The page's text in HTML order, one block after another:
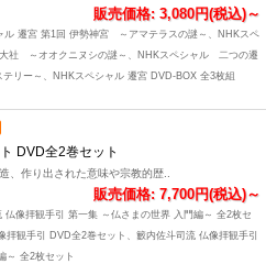
販売価格: 3,080円(税込)～
ル 遷宮 第1回 伊勢神宮 ～アマテラスの謎～、NHKスペ
社 ～オオクニヌシの謎～、NHKスペシャル 二つの遷
リー～、NHKスペシャル 遷宮 DVD-BOX 全3枚組
DVD全2巻セット
、作り出された意味や宗教的歴..
販売価格: 7,700円(税込)～
仏像拝観手引 第一集 ～仏さまの世界 入門編～ 全2枚セ
拝観手引 DVD全2巻セット、籔内佐斗司流 仏像拝観手引
～ 全2枚セット